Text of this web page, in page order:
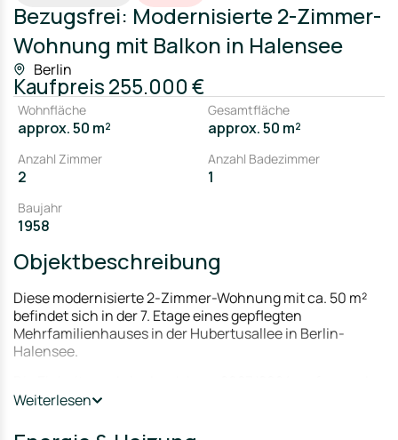
Bezugsfrei: Modernisierte 2-Zimmer-
Wohnung mit Balkon in Halensee
Berlin
Kaufpreis255.000 €
Wohnfläche
approx. 50 m²
Gesamtfläche
approx. 50 m²
Anzahl Zimmer
2
Anzahl Badezimmer
1
Baujahr
1958
Objektbeschreibung
Diese modernisierte 2-Zimmer-Wohnung mit ca. 50 m²
befindet sich in der 7. Etage eines gepflegten
Mehrfamilienhauses in der Hubertusallee in Berlin-
Halensee.
überarbeitet. Das Tageslichtbad wurde neu gestaltet und
Sanitärausstattung. Auch die Einbauküche wurde
Weiterlesen